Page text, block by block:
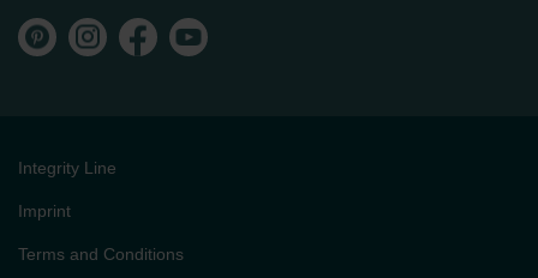
Integrity Line
Imprint
Terms and Conditions